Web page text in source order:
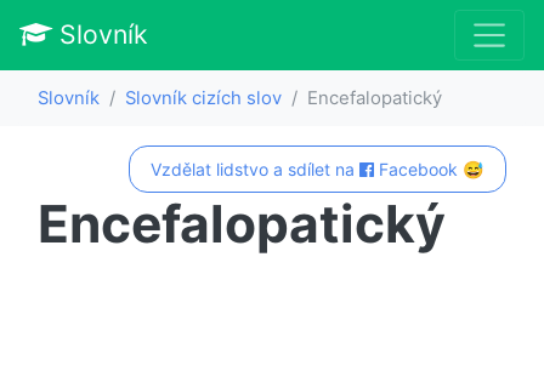
Slovník
Slovník Slovník cizích slov Encefalopatický
Vzdělat lidstvo a sdílet na Facebook 😅
Encefalopatický